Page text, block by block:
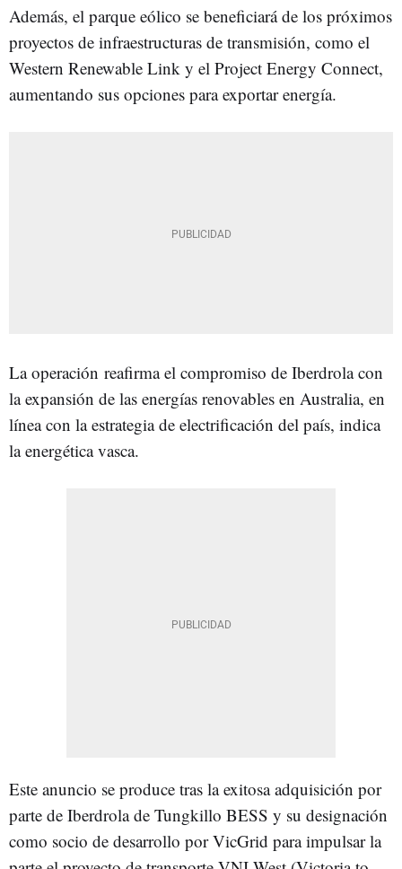
Además, el parque eólico se beneficiará de los próximos
proyectos de infraestructuras de transmisión, como el
Western Renewable Link y el Project Energy Connect,
aumentando sus opciones para exportar energía.
La operación reafirma el compromiso de Iberdrola con
la expansión de las energías renovables en Australia, en
línea con la estrategia de electrificación del país, indica
la energética vasca.
Este anuncio se produce tras la exitosa adquisición por
parte de Iberdrola de Tungkillo BESS y su designación
como socio de desarrollo por VicGrid para impulsar la